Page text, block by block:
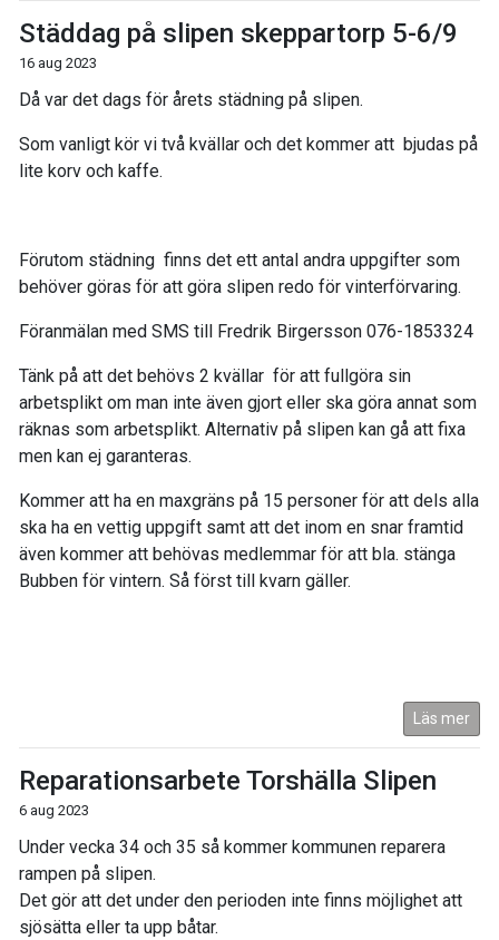
Städdag på slipen skeppartorp 5-6/9
16 aug 2023
Då var det dags för årets städning på slipen.
Som vanligt kör vi två kvällar och det kommer att bjudas på
lite korv och kaffe.
Förutom städning finns det ett antal andra uppgifter som
behöver göras för att göra slipen redo för vinterförvaring.
Föranmälan med SMS till Fredrik Birgersson 076-1853324
Tänk på att det behövs 2 kvällar för att fullgöra sin
arbetsplikt om man inte även gjort eller ska göra annat som
räknas som arbetsplikt. Alternativ på slipen kan gå att fixa
men kan ej garanteras.
Kommer att ha en maxgräns på 15 personer för att dels alla
ska ha en vettig uppgift samt att det inom en snar framtid
även kommer att behövas medlemmar för att bla. stänga
Bubben för vintern. Så först till kvarn gäller.
Läs mer
Reparationsarbete Torshälla Slipen
6 aug 2023
Under vecka 34 och 35 så kommer kommunen reparera
rampen på slipen.
Det gör att det under den perioden inte finns möjlighet att
sjösätta eller ta upp båtar.